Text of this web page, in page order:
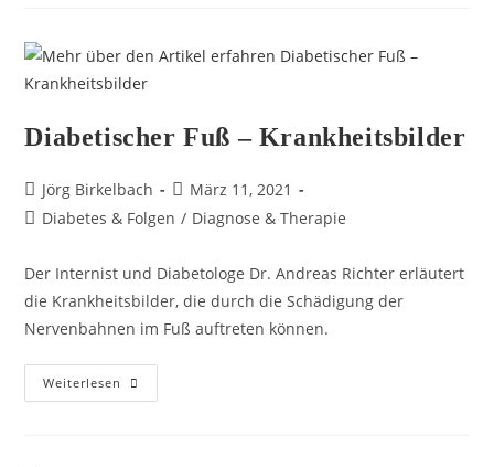
Diabetischer Fuß – Krankheitsbilder
Jörg Birkelbach
März 11, 2021
Diabetes & Folgen / Diagnose & Therapie
Der Internist und Diabetologe Dr. Andreas Richter erläutert
die Krankheitsbilder, die durch die Schädigung der
Nervenbahnen im Fuß auftreten können.
Weiterlesen